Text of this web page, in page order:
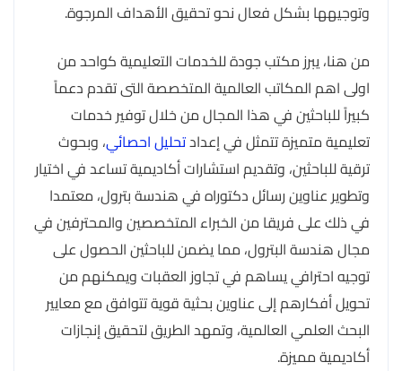
وتوجيهها بشكل فعال نحو تحقيق الأهداف المرجوة.
من هنا، يبرز مكتب جودة للخدمات التعليمية كواحد من
اولى اهم المكاتب العالمية المتخصصة التى تقدم دعماً
كبيراً للباحثين في هذا المجال من خلال توفير خدمات
تعليمية متميزة تتمثل في إعدادتحليل احصائي، وبحوث
ترقية للباحثين، وتقديم استشارات أكاديمية تساعد في اختيار
وتطوير عناوين رسائل دكتوراه في هندسة بترول، معتمدا
في ذلك على فريقا من الخبراء المتخصصين والمحترفين في
مجال هندسة البترول، مما يضمن للباحثين الحصول على
توجيه احترافي يساهم في تجاوز العقبات ويمكنهم من
تحويل أفكارهم إلى عناوين بحثية قوية تتوافق مع معايير
البحث العلمي العالمية، وتمهد الطريق لتحقيق إنجازات
أكاديمية مميزة.